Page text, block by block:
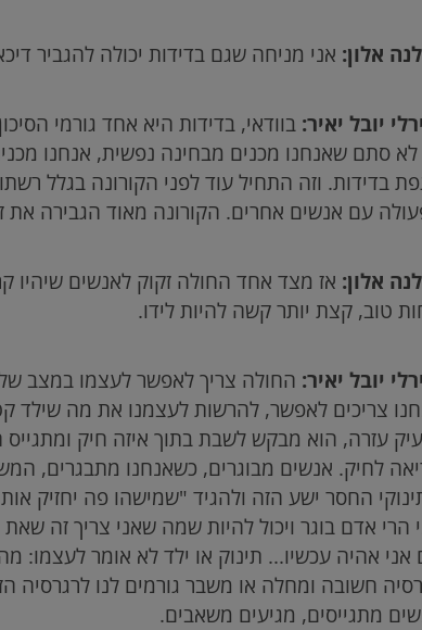
אלון: אני מניחה שגם בדידות יכולה להגביר
יובל יאיר: בוודאי, בדידות היא אחד גורמי
לא סתם שאנחנו מכנים מבחינה נפשית, אנחנו
בדידות. וזה התחיל עוד לפני הקורונה בגלל
עם אנשים אחרים. הקורונה מאוד הגבירה את
אלון: אז מצד אחד החולה זקוק לאנשים שיהיו
טוב, קצת יותר קשה להיות לידו.
יובל יאיר: החולה צריך לאפשר לעצמו במצב
צריכים לאפשר, להרשות לעצמנו את מה שילד
עזרה, הוא מבקש לשבת בתוך איזה חיק
לחיק. אנשים מבוגרים, כשאנחנו מתבגרים,
החסר ישע הזה ולהגיד "שמישהו פה יחזיק
הרי אדם בוגר ויכול להיות שמה שאני צריך זה
אני אהיה עכשיו... תינוק או ילד לא אומר לעצמו:
חשובה ומחלה או משבר גורמים לנו לרגרסיה
מתגייסים, מגיעים משאבים.